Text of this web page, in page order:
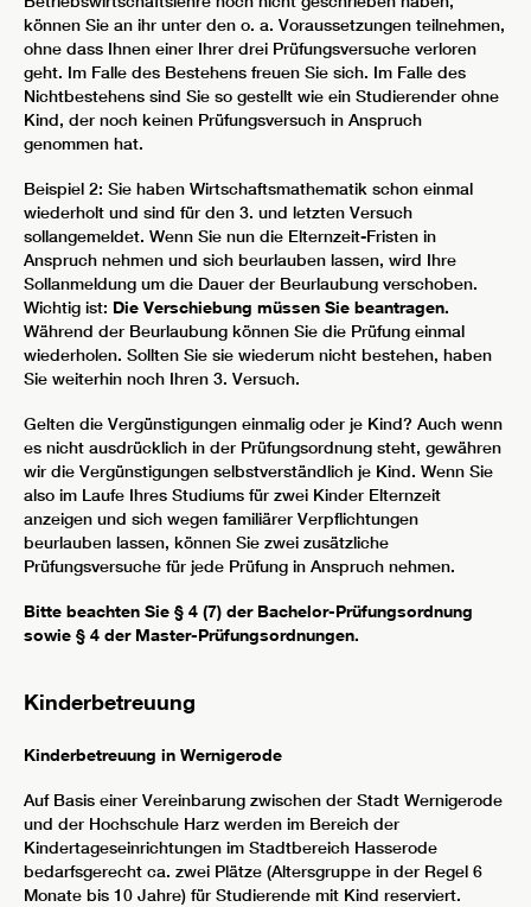
können Sie an ihr unter den o. a. Voraussetzungen teilnehmen,
ohne dass Ihnen einer Ihrer drei Prüfungsversuche verloren
geht. Im Falle des Bestehens freuen Sie sich. Im Falle des
Nichtbestehens sind Sie so gestellt wie ein Studierender ohne
Kind, der noch keinen Prüfungsversuch in Anspruch
genommen hat.
Beispiel 2: Sie haben Wirtschaftsmathematik schon einmal
wiederholt und sind für den 3. und letzten Versuch
sollangemeldet. Wenn Sie nun die Elternzeit-Fristen in
Anspruch nehmen und sich beurlauben lassen, wird Ihre
Sollanmeldung um die Dauer der Beurlaubung verschoben.
Wichtig ist: Die Verschiebung müssen Sie beantragen.
Während der Beurlaubung können Sie die Prüfung einmal
wiederholen. Sollten Sie sie wiederum nicht bestehen, haben
Sie weiterhin noch Ihren 3. Versuch.
Gelten die Vergünstigungen einmalig oder je Kind? Auch wenn
es nicht ausdrücklich in der Prüfungsordnung steht, gewähren
wir die Vergünstigungen selbstverständlich je Kind. Wenn Sie
also im Laufe Ihres Studiums für zwei Kinder Elternzeit
anzeigen und sich wegen familiärer Verpflichtungen
beurlauben lassen, können Sie zwei zusätzliche
Prüfungsversuche für jede Prüfung in Anspruch nehmen.
Bitte beachten Sie § 4 (7) der Bachelor-Prüfungsordnung
sowie § 4 der Master-Prüfungsordnungen.
Kinderbetreuung
Kinderbetreuung in Wernigerode
Auf Basis einer Vereinbarung zwischen der Stadt Wernigerode
und der Hochschule Harz werden im Bereich der
Kindertageseinrichtungen im Stadtbereich Hasserode
bedarfsgerecht ca. zwei Plätze (Altersgruppe in der Regel 6
Monate bis 10 Jahre) für Studierende mit Kind reserviert.